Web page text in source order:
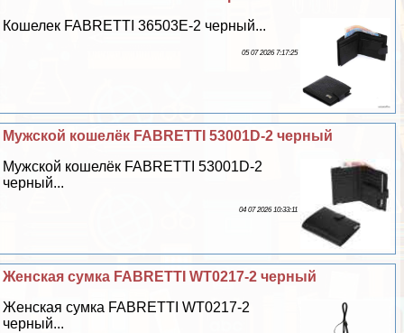
Кошелек FABRETTI 36503Е-2 черный...
05 07 2026 7:17:25
Мужской кошелёк FABRETTI 53001D-2 черный
Мужской кошелёк FABRETTI 53001D-2
черный...
04 07 2026 10:33:11
Женская сумка FABRETTI WT0217-2 черный
Женская сумка FABRETTI WT0217-2
черный...